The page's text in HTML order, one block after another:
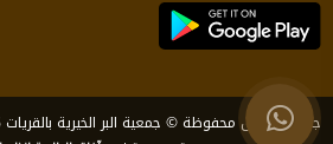
جميع الحقوق محفوظة © جمعية البر الخيرية بالقريات 2026